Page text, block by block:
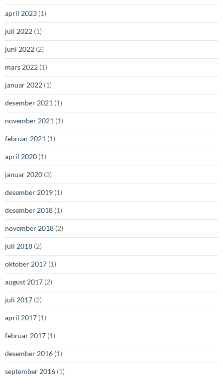
april 2023 (1)
juli 2022 (1)
juni 2022 (2)
mars 2022 (1)
januar 2022 (1)
desember 2021 (1)
november 2021 (1)
februar 2021 (1)
april 2020 (1)
januar 2020 (3)
desember 2019 (1)
desember 2018 (1)
november 2018 (2)
juli 2018 (2)
oktober 2017 (1)
august 2017 (2)
juli 2017 (2)
april 2017 (1)
februar 2017 (1)
desember 2016 (1)
september 2016 (1)